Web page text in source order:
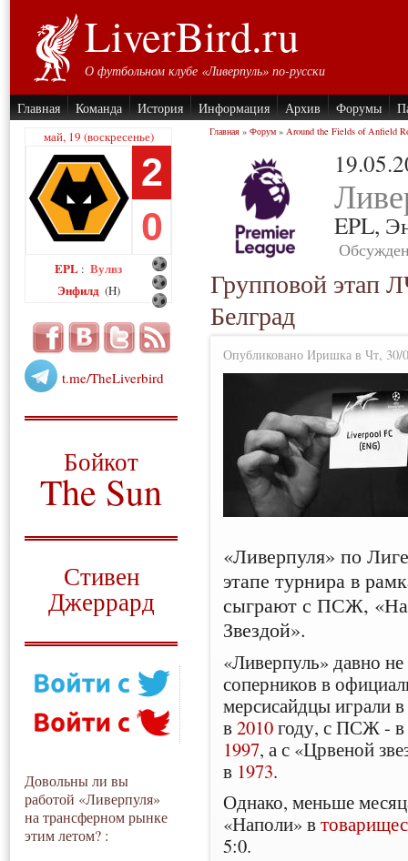
LiverBird.ru
О футбольном клубе «Ливерпуль» по-русски
Главная Команда История Информация Архив Форумы
май, 19 (воскресенье)
2
0
EPL : Вулвз
Энфилд (H)
t.me/TheLiverbird
Бойкот
The Sun
Стивен
Джеррард
Довольны ли вы
работой «Ливерпуля»
на трансферном рынке
этим летом? :
Главная » Форум » Around the Fields of Anfield
EPL,
Групповой этап
Белград
Опубликовано Иришка в Чт, 30/
«Ливерпуля» по
этапе турнира в
сыграют с ПСЖ,
Звездой».
«Ливерпуль» давно не
соперников в
мерсисайдцы играли
в2010году, с ПСЖ - в
1997, а с «Црвеной
в 1973.
Однако, меньше
«Наполи» в
5:0.